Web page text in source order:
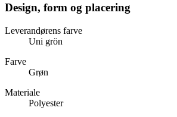
Design, form og placering
Leverandørens farve
Uni grön
Farve
Grøn
Materiale
Polyester